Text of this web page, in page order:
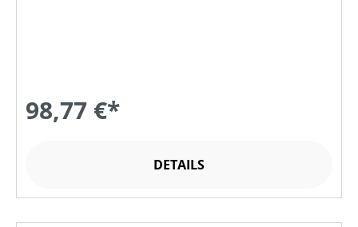
98,77 €*
DETAILS